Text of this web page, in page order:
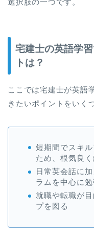
選択肢の一つです。
宅建士の英語学
トは？
ここでは宅建士が英語
きたいポイントをいく
短期間でスキ
ため、根気良
日常英会話に
ラムを中心に勉
就職や転職が
プを図る